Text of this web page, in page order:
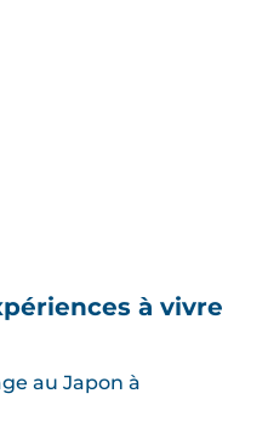
à vivre
au Japon à